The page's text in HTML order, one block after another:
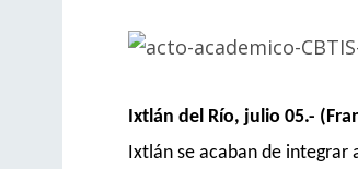
Ixtlán del Río, julio 05.-
Ixtlán se acaban de integrar